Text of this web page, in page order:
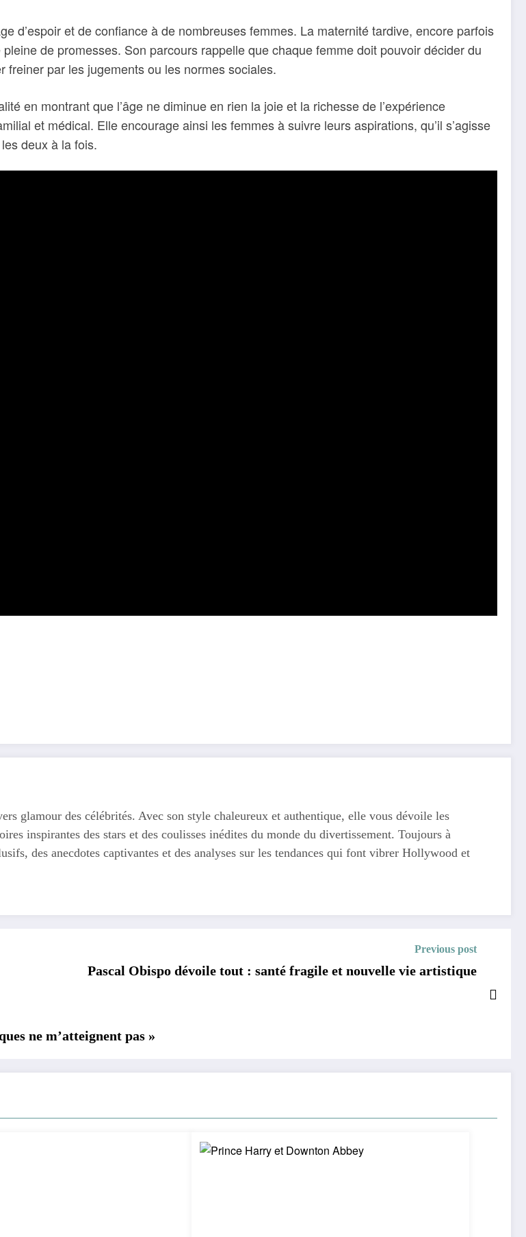
d’espoir et de confiance à de nombreuses femmes. La maternité tardive, encore parfois
de promesses. Son parcours rappelle que chaque femme doit pouvoir décider du
par les jugements ou les normes sociales.
en montrant que l’âge ne diminue en rien la joie et la richesse de l’expérience
et médical. Elle encourage ainsi les femmes à suivre leurs aspirations, qu’il s’agisse
deux à la fois.
glamour des célébrités. Avec son style chaleureux et authentique, elle vous dévoile les
inspirantes des stars et des coulisses inédites du monde du divertissement. Toujours à
des anecdotes captivantes et des analyses sur les tendances qui font vibrer Hollywood et
Previous post
Pascal Obispo dévoile tout : santé fragile et nouvelle vie artistique
ne m’atteignent pas »